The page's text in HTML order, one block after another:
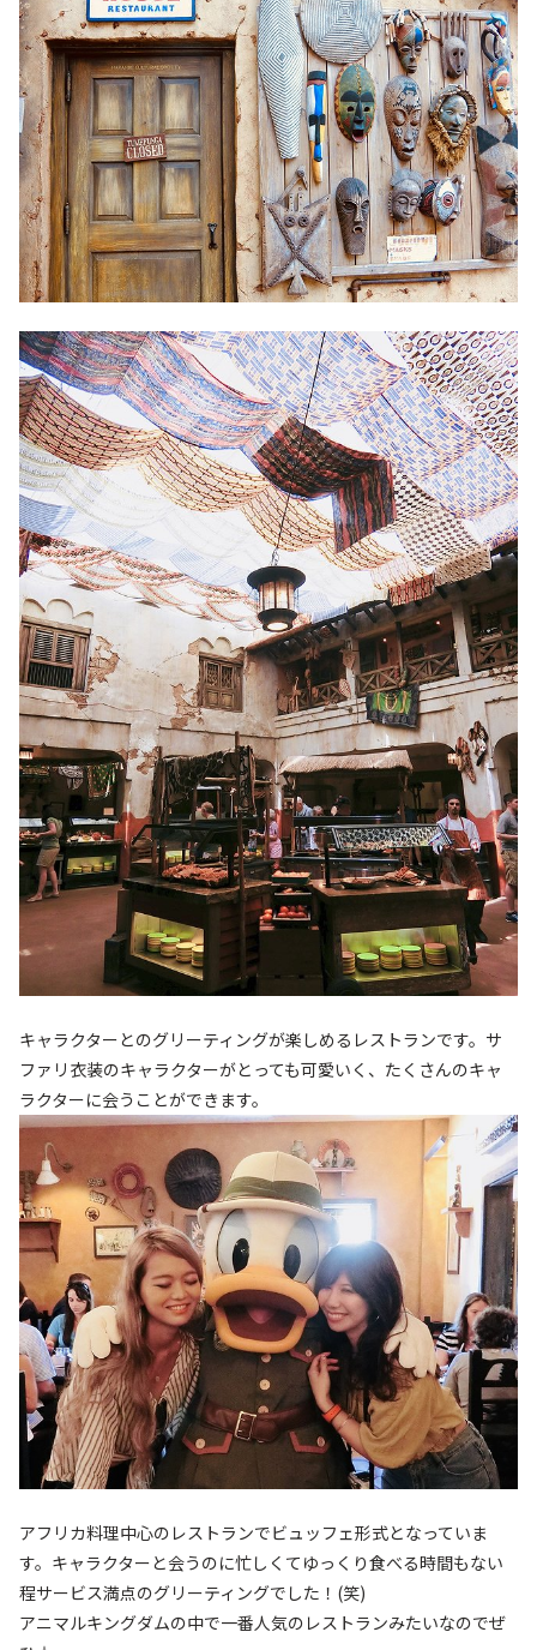
キャラクターとのグリーティングが楽しめるレストランです。サ
ファリ衣装のキャラクターがとっても可愛いく、たくさんのキャ
ラクターに会うことができます。
アフリカ料理中心のレストランでビュッフェ形式となっていま
す。キャラクターと会うのに忙しくてゆっくり食べる時間もない
程サービス満点のグリーティングでした！(笑)
アニマルキングダムの中で一番人気のレストランみたいなのでぜ